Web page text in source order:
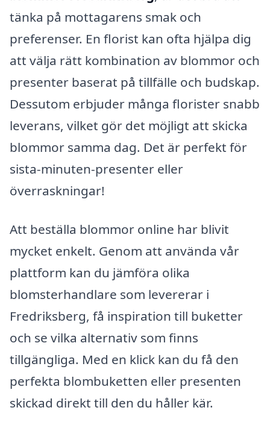
tänka på mottagarens smak och
preferenser. En florist kan ofta hjälpa dig
att välja rätt kombination av blommor och
presenter baserat på tillfälle och budskap.
Dessutom erbjuder många florister snabb
leverans, vilket gör det möjligt att skicka
blommor samma dag. Det är perfekt för
sista-minuten-presenter eller
överraskningar!
Att beställa blommor online har blivit
mycket enkelt. Genom att använda vår
plattform kan du jämföra olika
blomsterhandlare som levererar i
Fredriksberg, få inspiration till buketter
och se vilka alternativ som finns
tillgängliga. Med en klick kan du få den
perfekta blombuketten eller presenten
skickad direkt till den du håller kär.